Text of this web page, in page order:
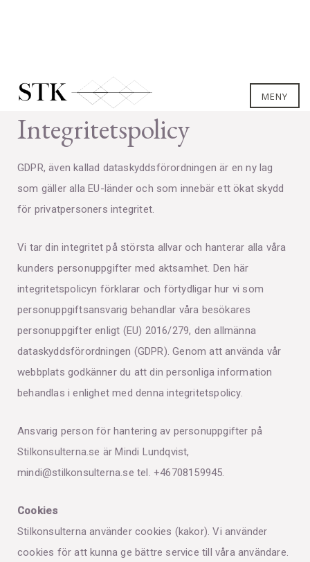
MENY
Integritetspolicy
GDPR, även kallad dataskyddsförordningen är en ny lag
som gäller alla EU-länder och som innebär ett ökat skydd
för privatpersoners integritet.
Vi tar din integritet på största allvar och hanterar alla våra
kunders personuppgifter med aktsamhet. Den här
integritetspolicyn förklarar och förtydligar hur vi som
personuppgiftsansvarig behandlar våra besökares
personuppgifter enligt (EU) 2016/279, den allmänna
dataskyddsförordningen (GDPR). Genom att använda vår
webbplats godkänner du att din personliga information
behandlas i enlighet med denna integritetspolicy.
Ansvarig person för hantering av personuppgifter på
Stilkonsulterna.se är Mindi Lundqvist,
mindi@stilkonsulterna.se tel. +46708159945.
Cookies
Stilkonsulterna använder cookies (kakor). Vi använder
cookies för att kunna ge bättre service till våra användare.